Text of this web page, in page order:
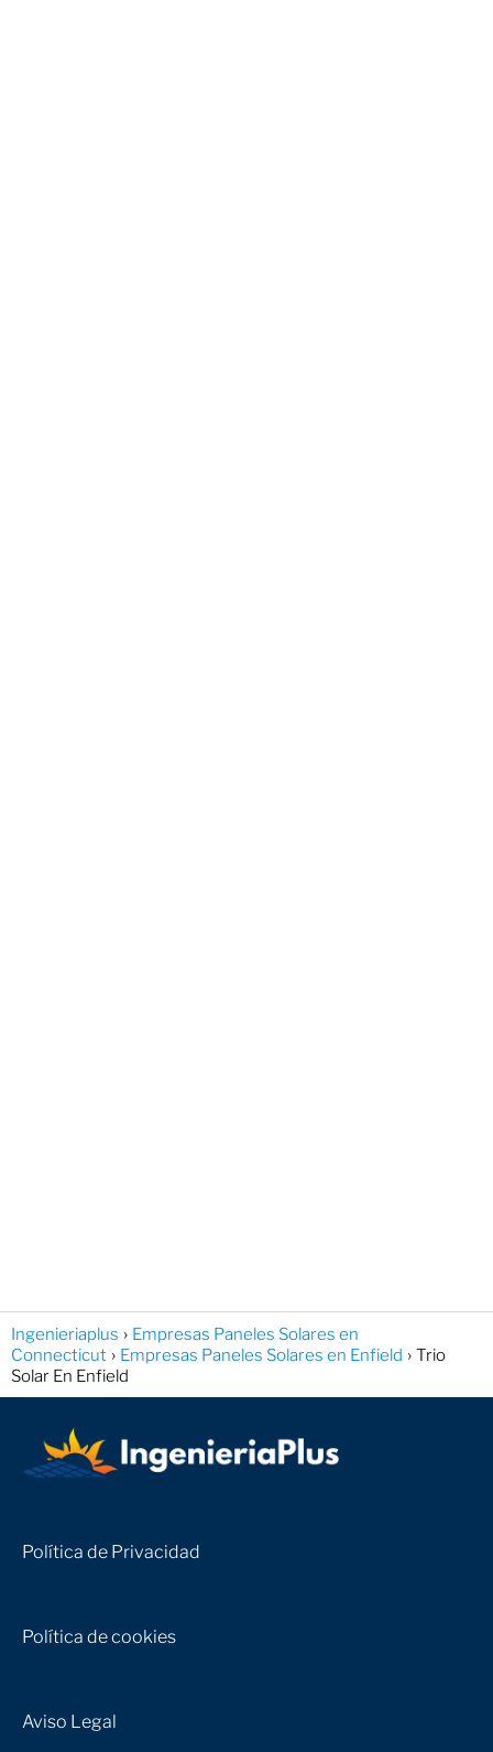
Ingenieriaplus
Empresas Paneles Solares en
Connecticut
Empresas Paneles Solares en Enfield
Trio
Solar En Enfield
Política de Privacidad
Política de cookies
Aviso Legal